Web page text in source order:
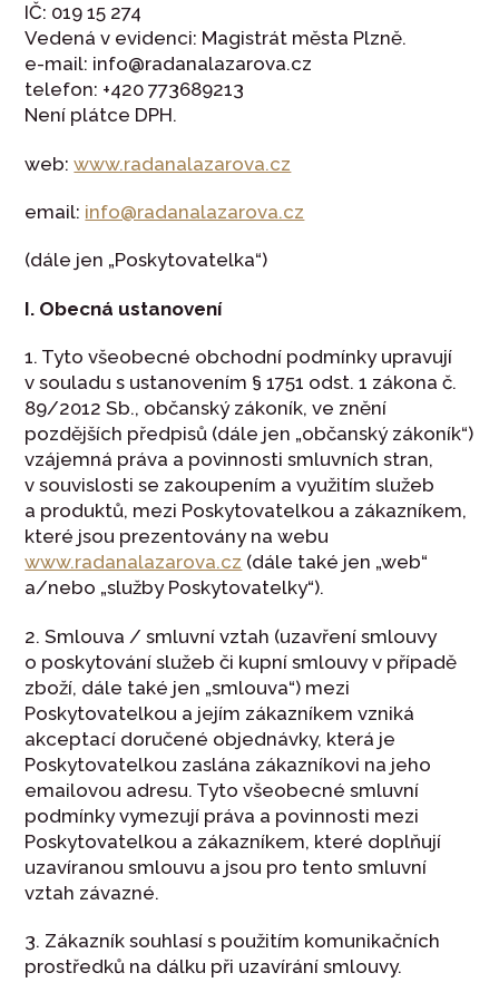
IČ: 019 15 274
Vedená v evidenci: Magistrát města Plzně.
e-mail: info@radanalazarova.cz
telefon: +420 773689213
Není plátce DPH.
web:www.radanalazarova.cz
email: info@radanalazarova.cz
(dále jen „Poskytovatelka“)
I. Obecná ustanovení
1. Tyto všeobecné obchodní podmínky upravují
v souladu s ustanovením § 1751 odst. 1 zákona č.
89/2012 Sb., občanský zákoník, ve znění
pozdějších předpisů (dále jen „občanský zákoník“)
vzájemná práva a povinnosti smluvních stran,
v souvislosti se zakoupením a využitím služeb
a produktů, mezi Poskytovatelkou a zákazníkem,
které jsou prezentovány na webu
www.radanalazarova.cz (dále také jen „web“
a/nebo „služby Poskytovatelky“).
2. Smlouva / smluvní vztah (uzavření smlouvy
o poskytování služeb či kupní smlouvy v případě
zboží, dále také jen „smlouva“) mezi
Poskytovatelkou a jejím zákazníkem vzniká
akceptací doručené objednávky, která je
Poskytovatelkou zaslána zákazníkovi na jeho
emailovou adresu. Tyto všeobecné smluvní
podmínky vymezují práva a povinnosti mezi
Poskytovatelkou a zákazníkem, které doplňují
uzavíranou smlouvu a jsou pro tento smluvní
vztah závazné.
3. Zákazník souhlasí s použitím komunikačních
prostředků na dálku při uzavírání smlouvy.